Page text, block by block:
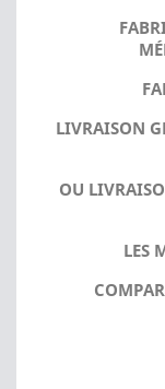
LIVRAISON
OU
LES